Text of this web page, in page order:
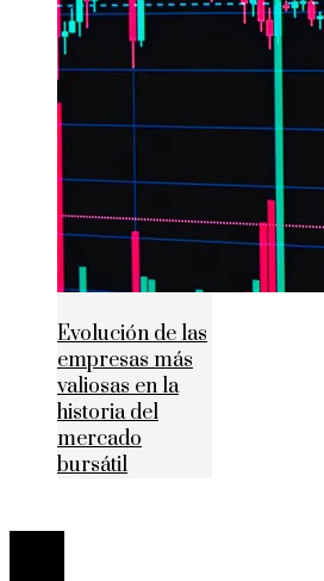
Evolución de las
empresas más
valiosas en la
historia del
mercado
bursátil